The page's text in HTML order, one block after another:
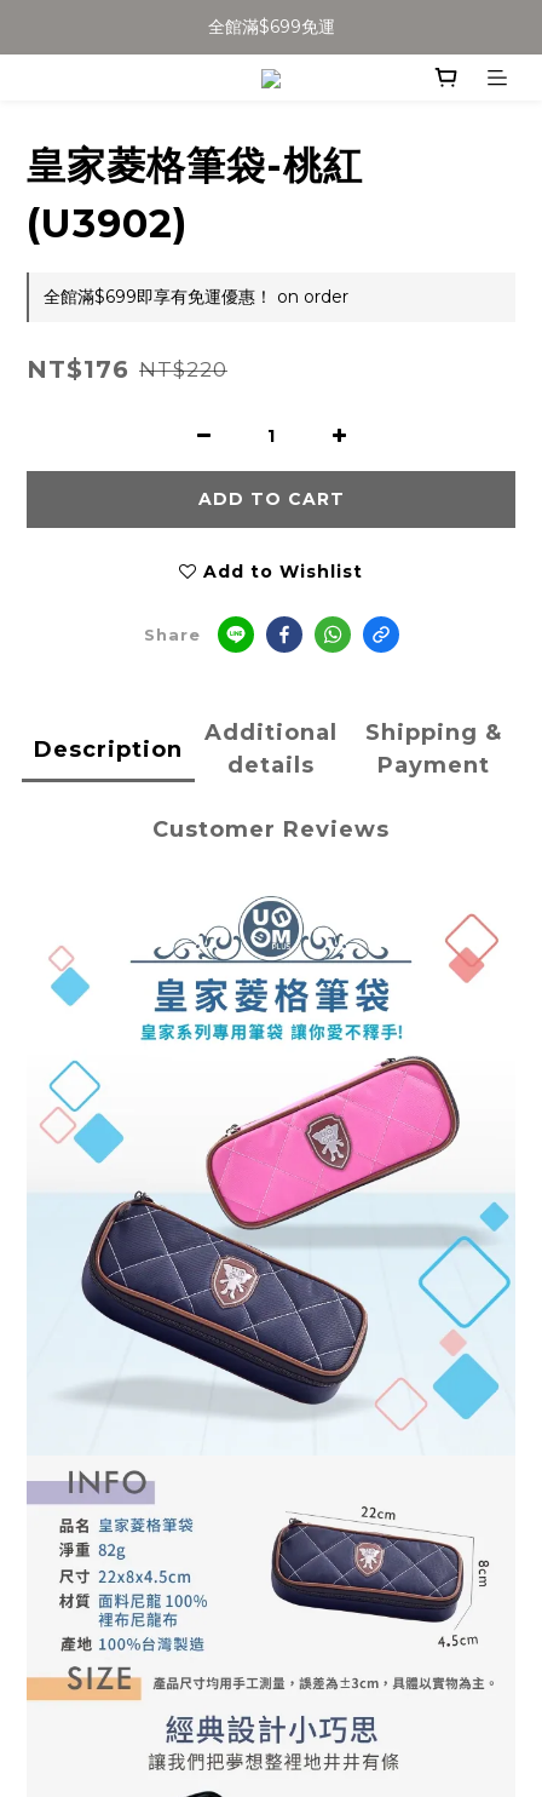
全館滿$699免運
全館滿$699免運
加入會員得$100購物金👉
皇家菱格筆袋-桃紅
(U3902)
全館滿$699即享有免運優惠！ on order
NT$176 NT$220
ADD TO CART
Add to Wishlist
Share
Description
Additional
details
Shipping &
Payment
Customer Reviews